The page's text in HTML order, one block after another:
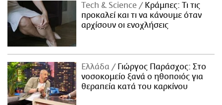
Τech & Science
Κράμπες: Τι τις
προκαλεί και τι να κάνουμε όταν
αρχίσουν οι ενοχλήσεις
Ελλάδα
Γιώργος Παράσχος: Στο
νοσοκομείο ξανά ο ηθοποιός για
θεραπεία κατά του καρκίνου